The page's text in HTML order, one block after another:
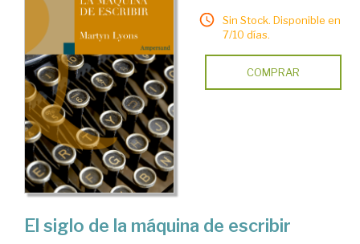
Sin Stock. Disponible en
7/10 días.
COMPRAR
El siglo de la máquina de escribir